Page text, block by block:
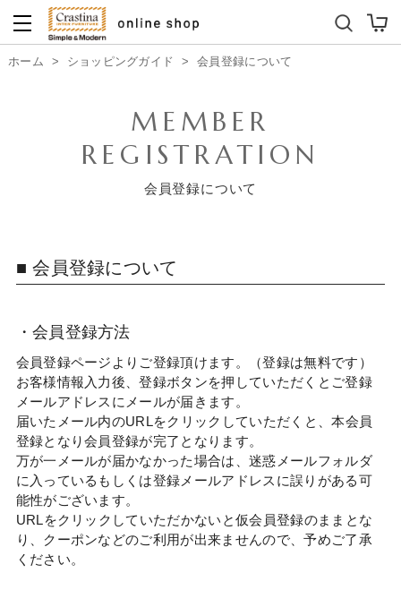
ダイニングテーブルセット
ホーム > ショッピングガイド > 会員登録について
MEMBER
REGISTRATION
会員登録について
■ 会員登録について
・会員登録方法
会員登録ページよりご登録頂けます。（登録は無料です）
お客様情報入力後、登録ボタンを押していただくとご登録
メールアドレスにメールが届きます。
届いたメール内のURLをクリックしていただくと、本会員
登録となり会員登録が完了となります。
万が一メールが届かなかった場合は、迷惑メールフォルダ
に入っているもしくは登録メールアドレスに誤りがある可
能性がございます。
URLをクリックしていただかないと仮会員登録のままとな
り、クーポンなどのご利用が出来ませんので、予めご了承
ください。